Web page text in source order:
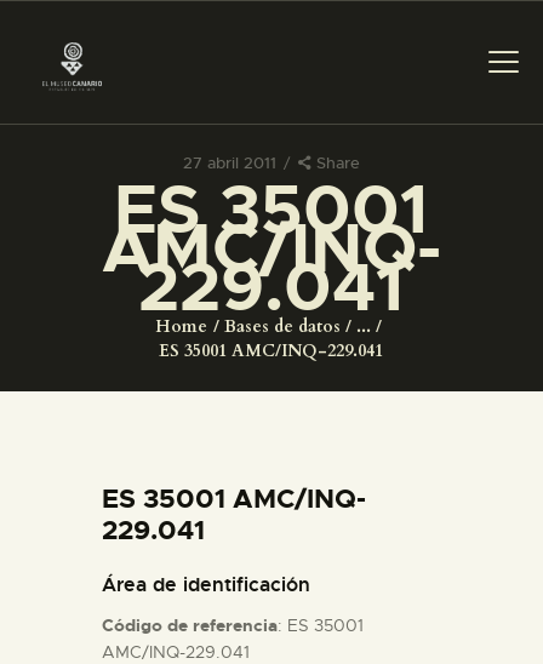
27 abril 2011 Share
ES 35001
AMC/INQ-
229.041
Home Bases de datos
...
ES 35001 AMC/INQ-229.041
PREPARAR LA VISITA
ACTIVIDADES
COLECCIONES
ESPAÑOL
ES 35001 AMC/INQ-
229.041
Área de identificación
Código de referencia: ES 35001
AMC/INQ-229.041